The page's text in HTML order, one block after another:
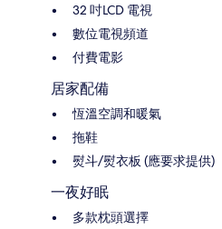
32 吋LCD 電視
數位電視頻道
付費電影
居家配備
恆溫空調和暖氣
拖鞋
熨斗/熨衣板 (應要求提供)
一夜好眠
多款枕頭選擇